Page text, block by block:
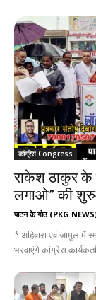
कांग्रेस Congress
राकेश ठाकुर के
लगाओ” की
पाटन के गोठ (PKG
* अहिवारा एवं जामुल में
भरवाएंगे कांग्रेस